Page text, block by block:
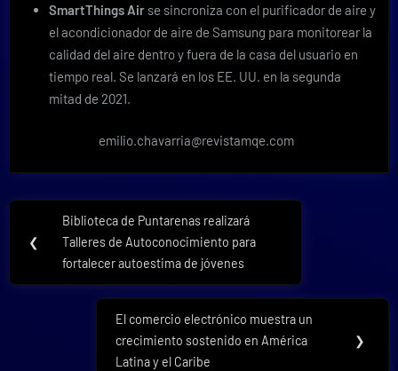
SmartThings Air se sincroniza con el purificador de aire y
el acondicionador de aire de Samsung para monitorear la
calidad del aire dentro y fuera de la casa del usuario en
tiempo real. Se lanzará en los EE. UU. en la segunda
mitad de 2021.
emilio.chavarria@revistamqe.com
Navegación
de
entradas
❮
Previous
Post:
Biblioteca de Puntarenas realizará
Talleres de Autoconocimiento para
fortalecer autoestima de jóvenes
Next
Post:
El comercio electrónico muestra un
crecimiento sostenido en América
Latina y el Caribe
❯